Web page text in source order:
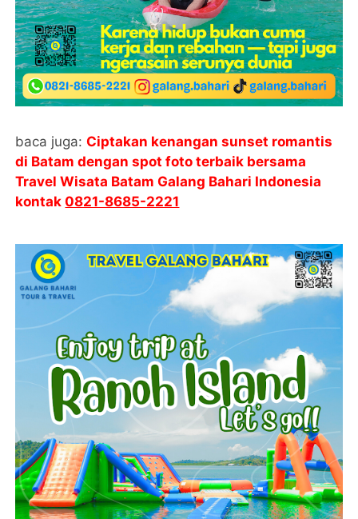
baca juga:Ciptakan kenangan sunset romantis
di Batam dengan spot foto terbaik bersama
Travel Wisata Batam Galang Bahari Indonesia
kontak0821-8685-2221